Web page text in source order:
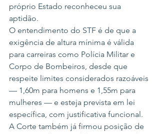
próprio Estado reconheceu sua
aptidão.
O entendimento do STF é de que a
exigência de altura mínima é válida
para carreiras como Polícia Militar e
Corpo de Bombeiros, desde que
respeite limites considerados razoáveis
— 1,60m para homens e 1,55m para
mulheres — e esteja prevista em lei
específica, com justificativa funcional.
A Corte também já firmou posição de